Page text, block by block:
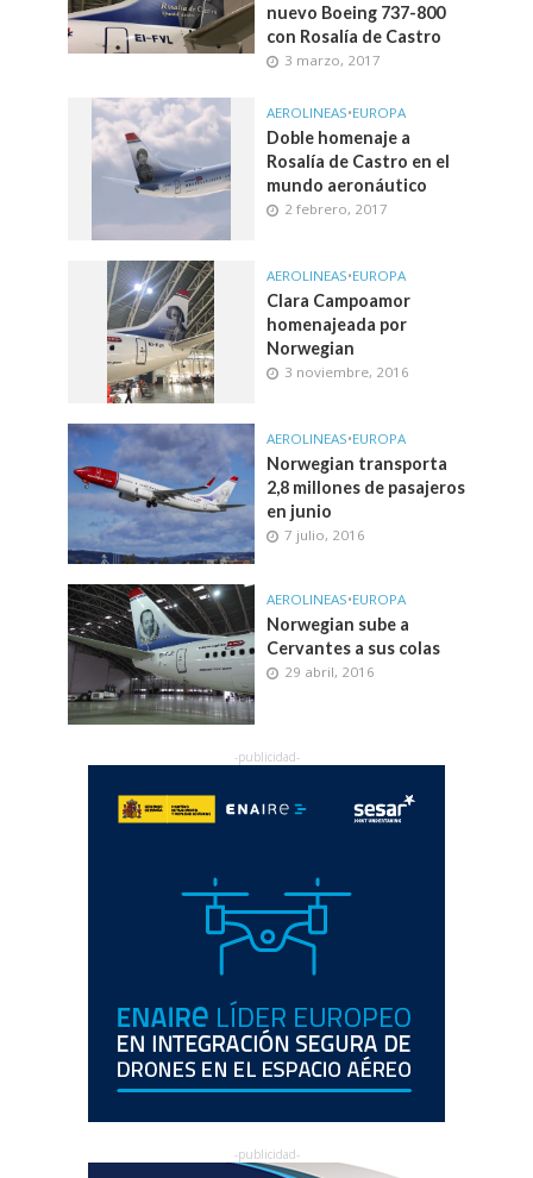
nuevo Boeing 737-800
con Rosalía de Castro
3 marzo, 2017
AEROLINEAS•EUROPA
Doble homenaje a
Rosalía de Castro en el
mundo aeronáutico
2 febrero, 2017
AEROLINEAS•EUROPA
Clara Campoamor
homenajeada por
Norwegian
3 noviembre, 2016
AEROLINEAS•EUROPA
Norwegian transporta
2,8 millones de pasajeros
en junio
7 julio, 2016
AEROLINEAS•EUROPA
Norwegian sube a
Cervantes a sus colas
29 abril, 2016